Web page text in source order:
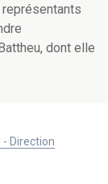
représentants
dont elle
- Direction